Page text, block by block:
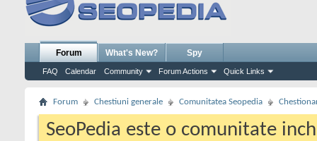
Forum
FAQ Calendar Community Forum Actions Quick Links
What's New? Spy
Forum Chestiuni generale Comunitatea Seopedia
SeoPedia este o comunitate